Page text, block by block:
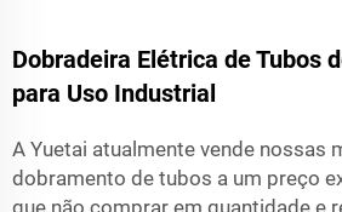
Dobradeira Elétrica de Tubos
para Uso Industrial
A Yuetai atualmente vende nossas
dobramento de tubos a um preço
que não comprar em quantidade e